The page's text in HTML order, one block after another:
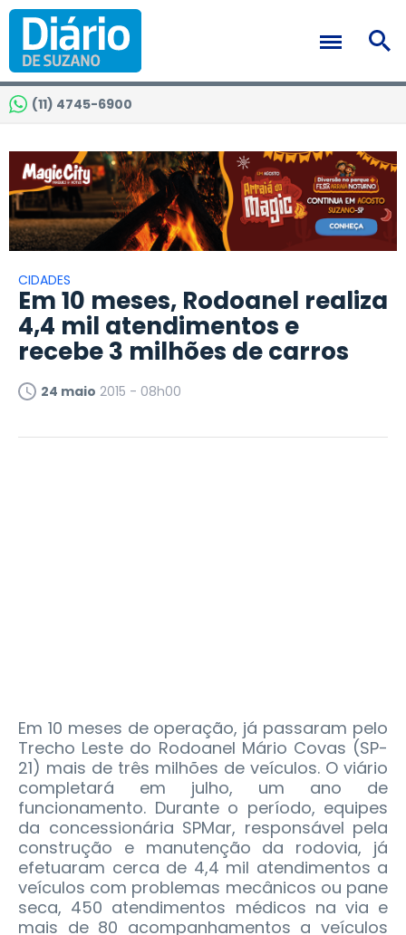
(11) 4745-6900
CIDADES
Em 10 meses, Rodoanel realiza
4,4 mil atendimentos e
recebe 3 milhões de carros
24 maio 2015 - 08h00
Em 10 meses de operação, já passaram pelo
Trecho Leste do Rodoanel Mário Covas (SP-
21) mais de três milhões de veículos. O viário
completará em julho, um ano de
funcionamento. Durante o período, equipes
da concessionária SPMar, responsável pela
construção e manutenção da rodovia, já
efetuaram cerca de 4,4 mil atendimentos a
veículos com problemas mecânicos ou pane
seca, 450 atendimentos médicos na via e
mais de 80 acompanhamentos a veículos